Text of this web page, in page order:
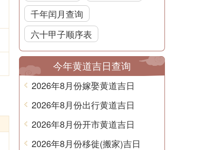
千年闰月查询
六十甲子顺序表
今年黄道吉日查询
2026年8月份嫁娶黄道吉日
2026年8月份出行黄道吉日
2026年8月份开市黄道吉日
2026年8月份移徙(搬家)吉日